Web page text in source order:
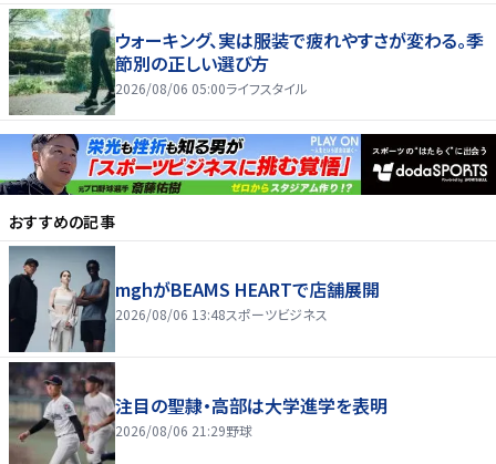
ウォーキング、実は服装で疲れやすさが変わる。季
節別の正しい選び方
2026/08/06 05:00ライフスタイル
おすすめの記事
mghがBEAMS HEARTで店舗展開
2026/08/06 13:48スポーツビジネス
注目の聖隷・高部は大学進学を表明
2026/08/06 21:29野球